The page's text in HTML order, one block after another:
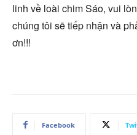
linh về loài chim Sáo, vui
chúng tôi sẽ tiếp nhận và
ơn!!!
Facebook